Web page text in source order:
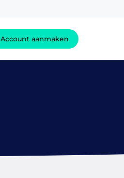
Account aanmaken